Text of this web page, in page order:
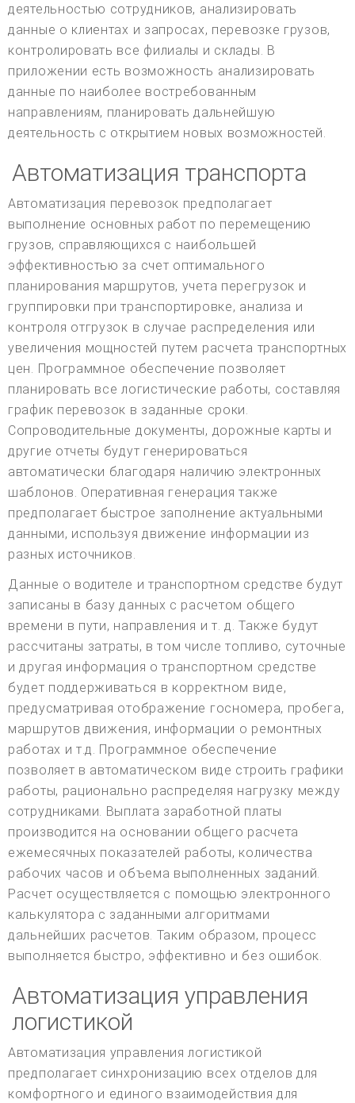
деятельностью сотрудников, анализировать
данные о клиентах и запросах, перевозке грузов,
контролировать все филиалы и склады. В
приложении есть возможность анализировать
данные по наиболее востребованным
направлениям, планировать дальнейшую
деятельность с открытием новых возможностей.
Автоматизация транспорта
Автоматизация перевозок предполагает
выполнение основных работ по перемещению
грузов, справляющихся с наибольшей
эффективностью за счет оптимального
планирования маршрутов, учета перегрузок и
группировки при транспортировке, анализа и
контроля отгрузок в случае распределения или
увеличения мощностей путем расчета транспортных
цен. Программное обеспечение позволяет
планировать все логистические работы, составляя
график перевозок в заданные сроки.
Сопроводительные документы, дорожные карты и
другие отчеты будут генерироваться
автоматически благодаря наличию электронных
шаблонов. Оперативная генерация также
предполагает быстрое заполнение актуальными
данными, используя движение информации из
разных источников.
Данные о водителе и транспортном средстве будут
записаны в базу данных с расчетом общего
времени в пути, направления и т. д. Также будут
рассчитаны затраты, в том числе топливо, суточные
и другая информация о транспортном средстве
будет поддерживаться в корректном виде,
предусматривая отображение госномера, пробега,
маршрутов движения, информации о ремонтных
работах и т.д. Программное обеспечение
позволяет в автоматическом виде строить графики
работы, рационально распределяя нагрузку между
сотрудниками. Выплата заработной платы
производится на основании общего расчета
ежемесячных показателей работы, количества
рабочих часов и объема выполненных заданий.
Расчет осуществляется с помощью электронного
калькулятора с заданными алгоритмами
дальнейших расчетов. Таким образом, процесс
выполняется быстро, эффективно и без ошибок.
Автоматизация управления
логистикой
Автоматизация управления логистикой
предполагает синхронизацию всех отделов для
комфортного и единого взаимодействия для